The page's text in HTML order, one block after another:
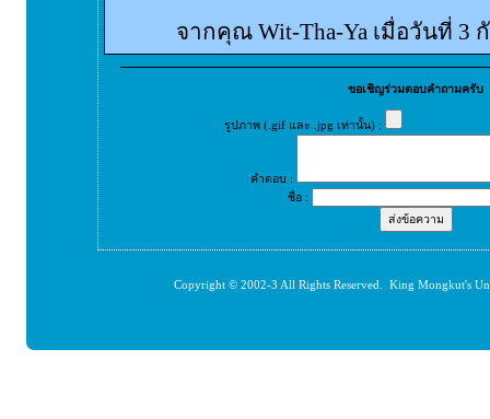
จากคุณ Wit-Tha-Ya เมื่อวันที่ 3
ขอเชิญร่วมตอบคำถามครับ
รูปภาพ (.gif และ .jpg เท่านั้น) :
คำตอบ :
ชื่อ :
Copyright © 2002-3 All Rights Reserved. King Mongkut's